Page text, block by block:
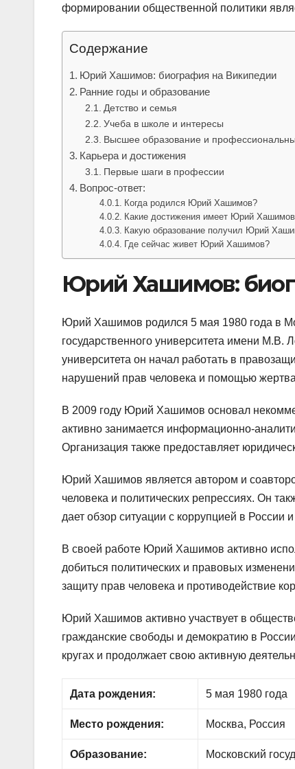
формировании общественной политики
Содержание
Юрий Хашимов: биография на Википедии
Ранние годы и образование
Детство и семья
Учеба в школе и интересы
Высшее образование и
Карьера и достижения
Первые шаги в профессии
Вопрос-ответ:
Когда родился Юрий Хашимов?
Какие достижения имеет Юрий
Какую образование получил Юрий
Где сейчас живет Юрий Хашимов?
Юрий Хашимов:
Юрий Хашимов родился 5 мая 1980 года в
государственного университета имени М.В.
университета он начал работать в
нарушений прав человека и помощью
В 2009 году Юрий Хашимов основал
активно занимается информационно-
Организация также предоставляет
Юрий Хашимов является автором и
человека и политических репрессиях. Он
дает обзор ситуации с коррупцией в России
В своей работе Юрий Хашимов активно
добиться политических и правовых
защиту прав человека и противодействие
Юрий Хашимов активно участвует в
гражданские свободы и демократию в
кругах и продолжает свою активную
Дата рождения: 5 мая 1980 года
Место рождения: Москва, Россия
Образование: Московский